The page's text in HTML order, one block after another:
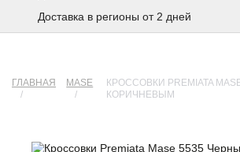
Доставка в регионы от 2 дней
ГЛАВНАЯ
/
MASE
/
КРОССОВКИ PREMIATA
КОРИЧНЕВЫМ